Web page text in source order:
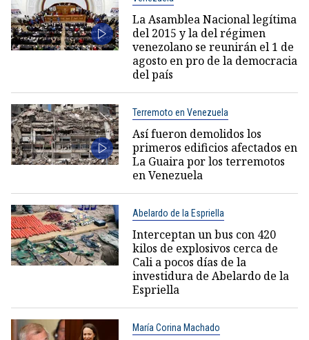
La Asamblea Nacional legítima
del 2015 y la del régimen
venezolano se reunirán el 1 de
agosto en pro de la democracia
del país
Terremoto en Venezuela
Así fueron demolidos los
primeros edificios afectados en
La Guaira por los terremotos
en Venezuela
Abelardo de la Espriella
Interceptan un bus con 420
kilos de explosivos cerca de
Cali a pocos días de la
investidura de Abelardo de la
Espriella
María Corina Machado